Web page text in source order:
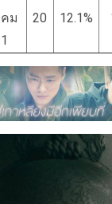
ม
20 12.1%